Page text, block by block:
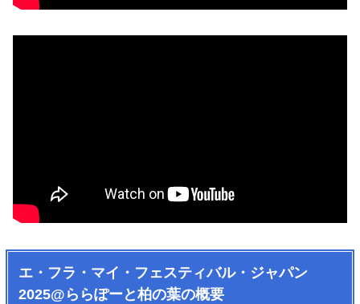
エ・フラ・マイ・フェスティバル・ジャパン
2025@ららぽーと柏の葉の概要